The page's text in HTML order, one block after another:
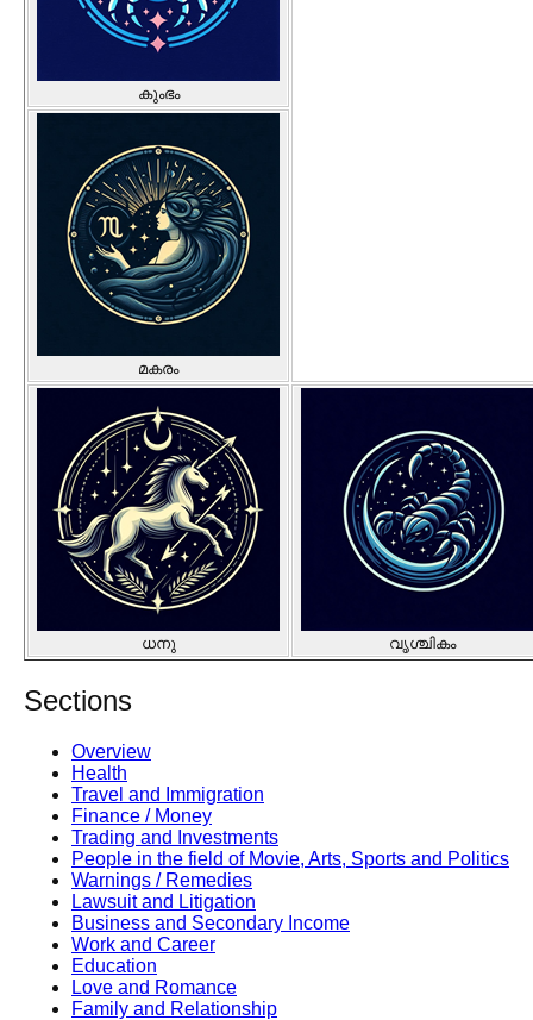
കുംഭം
മകരം
ധനു വൃശ്ചികം
Sections
Overview
Health
Travel and Immigration
Finance / Money
Trading and Investments
People in the field of Movie, Arts, Sports and Politics
Warnings / Remedies
Lawsuit and Litigation
Business and Secondary Income
Work and Career
Education
Love and Romance
Family and Relationship